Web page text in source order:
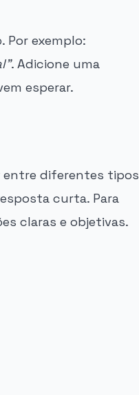
exemplo:
. Adicione uma
esperar.
entre diferentes tipos
curta. Para
claras e objetivas.